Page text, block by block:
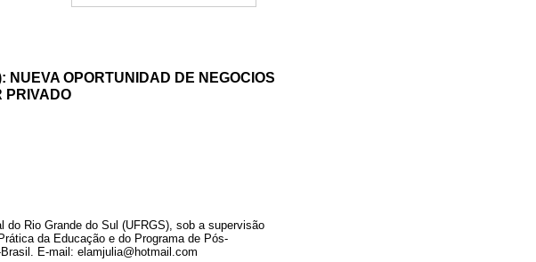
OPORTUNIDAD DE NEGOCIOS
PRIVADO
do Rio Grande do Sul (UFRGS), sob a supervisão
da Educação e do Programa de Pós-
E-mail: elamjulia@hotmail.com